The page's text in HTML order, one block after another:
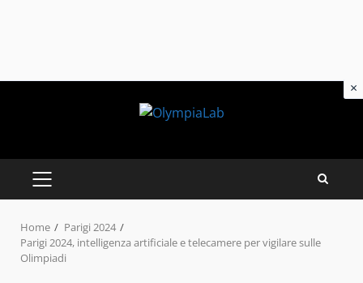
PRIMARY
MENU
Home
Parigi 2024
Parigi 2024, intelligenza artificiale e telecamere per vigilare sulle
Olimpiadi
×